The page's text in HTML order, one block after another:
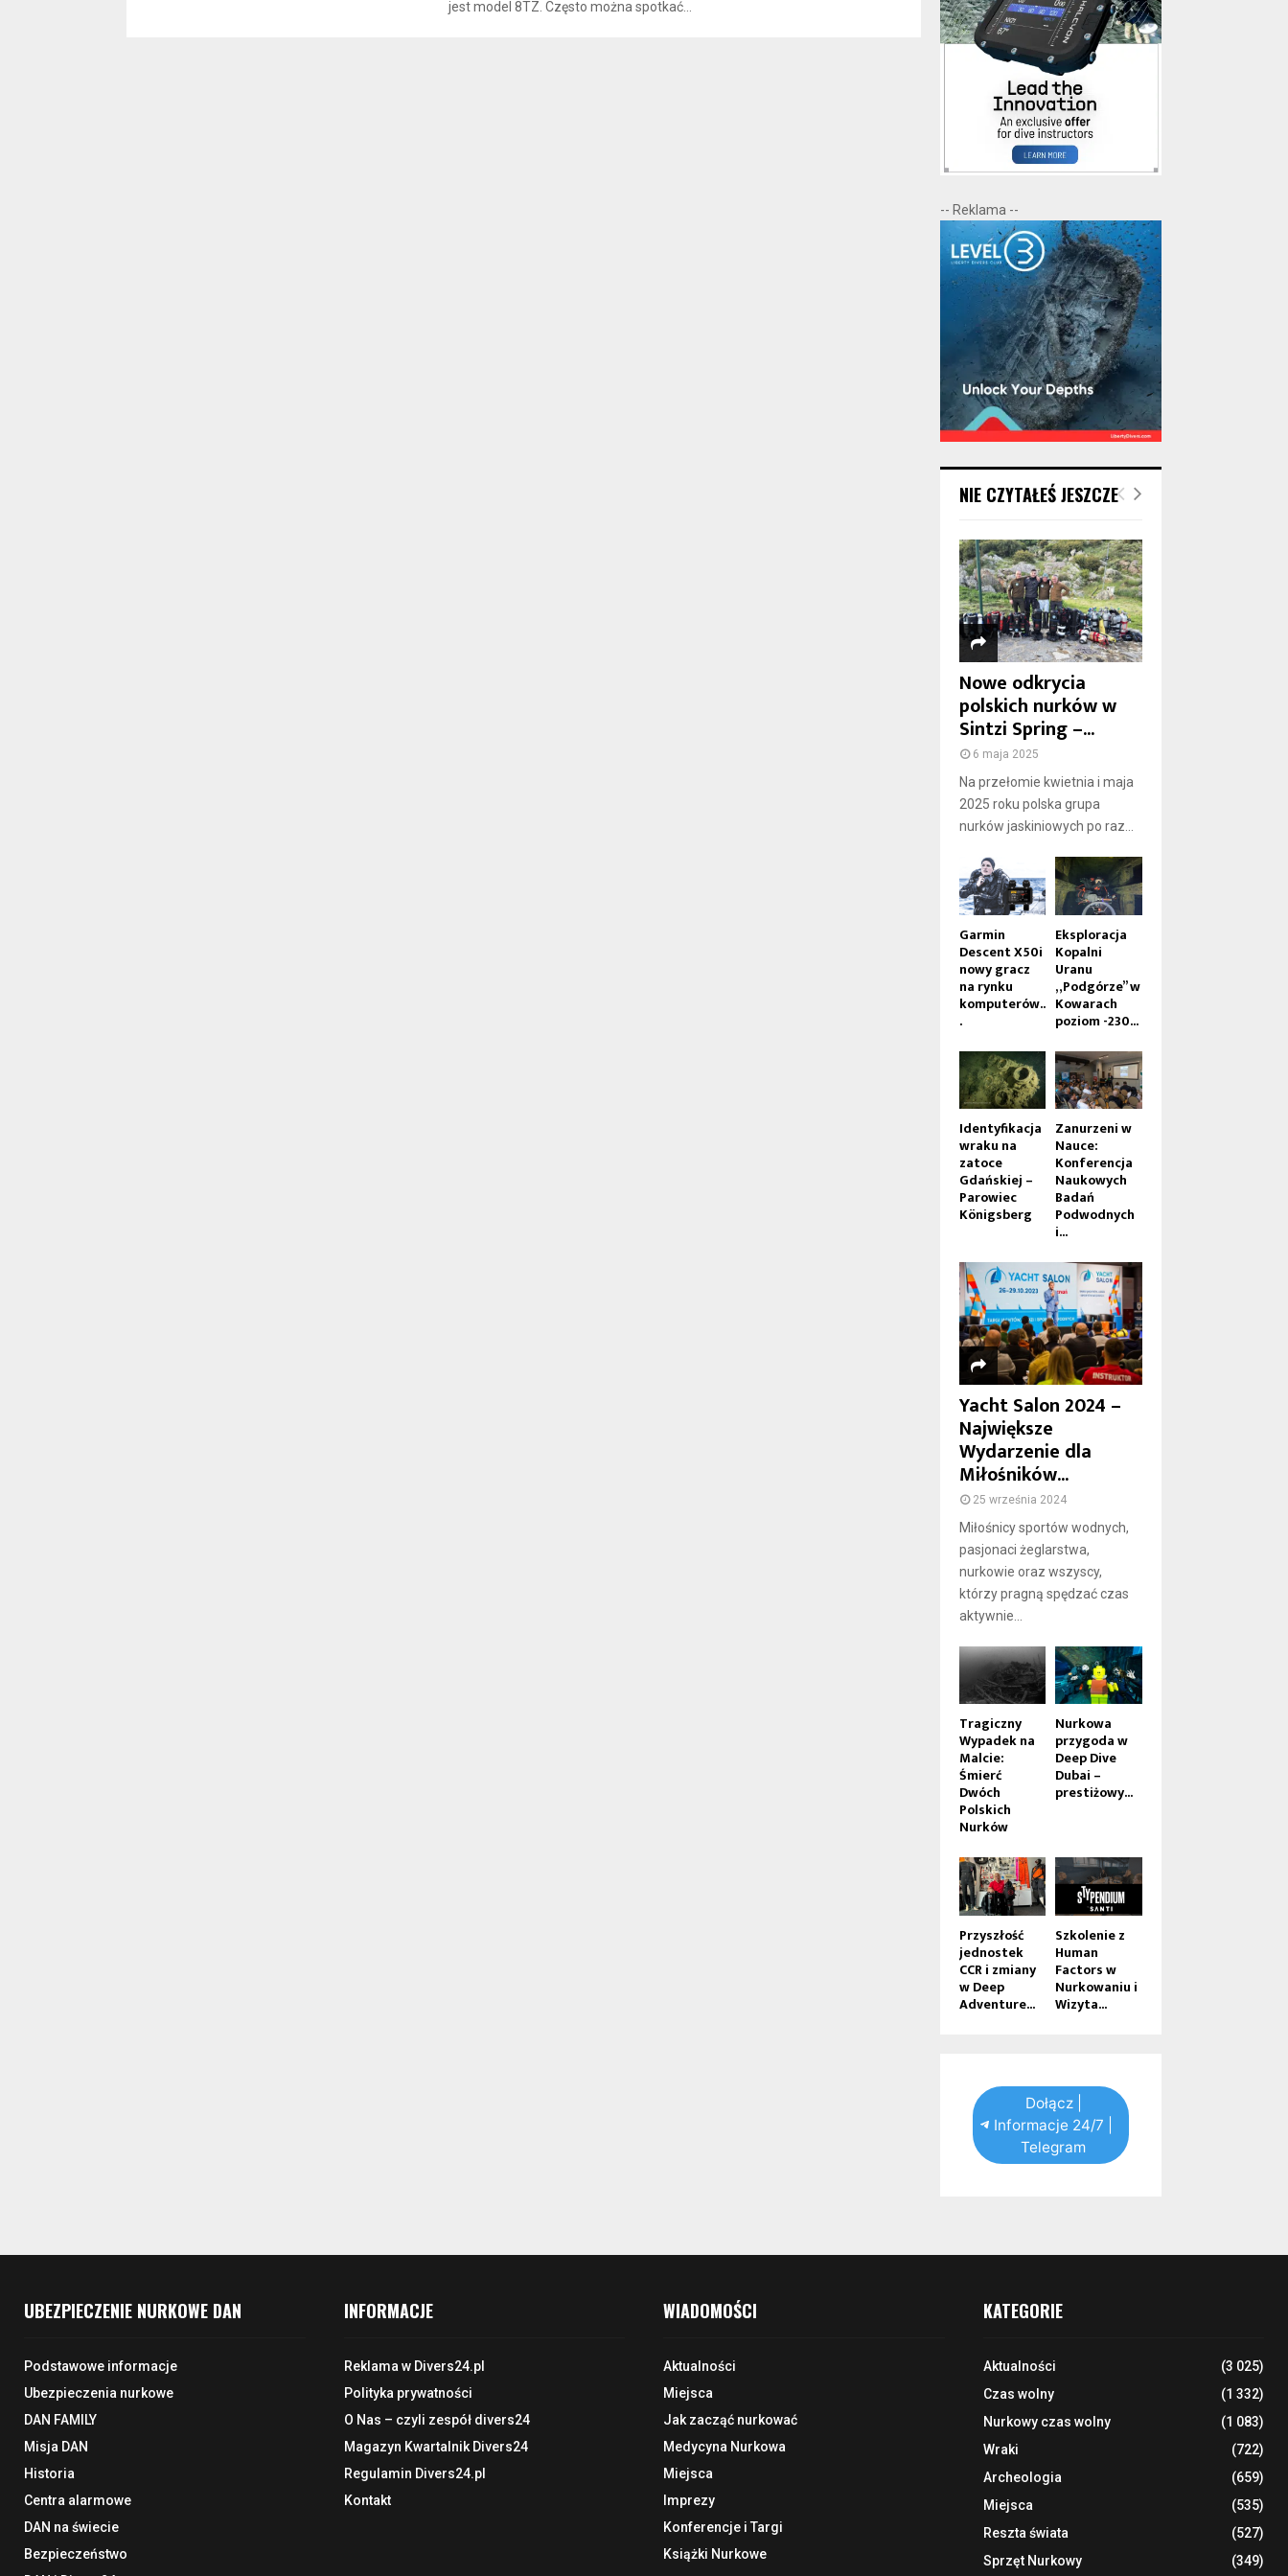
jest model 8TZ. Często można spotkać...
-- Reklama --
NIE CZYTAŁEŚ JESZCZE
Nowe odkrycia
polskich nurków w
Sintzi Spring –...
6 maja 2025
Na przełomie kwietnia i maja
2025 roku polska grupa
nurków jaskiniowych po raz...
Garmin
Descent X50i
nowy gracz
na rynku
komputerów..
.
Eksploracja
Kopalni
Uranu
„Podgórze” w
Kowarach
poziom -230...
Identyfikacja
wraku na
zatoce
Gdańskiej –
Parowiec
Königsberg
Zanurzeni w
Nauce:
Konferencja
Naukowych
Badań
Podwodnych
i...
Yacht Salon 2024 –
Największe
Wydarzenie dla
Miłośników...
25 września 2024
Miłośnicy sportów wodnych,
pasjonaci żeglarstwa,
nurkowie oraz wszyscy,
którzy pragną spędzać czas
aktywnie...
Tragiczny
Wypadek na
Malcie:
Śmierć
Dwóch
Polskich
Nurków
Nurkowa
przygoda w
Deep Dive
Dubai –
prestiżowy...
Przyszłość
jednostek
CCR i zmiany
w Deep
Adventure...
Szkolenie z
Human
Factors w
Nurkowaniu i
Wizyta...
Dołącz |
Informacje 24/7 |
Telegram
UBEZPIECZENIE NURKOWE DAN
Podstawowe informacje
Ubezpieczenia nurkowe
DAN FAMILY
Misja DAN
Historia
Centra alarmowe
DAN na świecie
Bezpieczeństwo
INFORMACJE
Reklama w Divers24.pl
Polityka prywatności
O Nas – czyli zespół divers24
Magazyn Kwartalnik Divers24
Regulamin Divers24.pl
Kontakt
WIADOMOŚCI
Aktualności
Miejsca
Jak zacząć nurkować
Medycyna Nurkowa
Miejsca
Imprezy
Konferencje i Targi
Książki Nurkowe
KATEGORIE
Aktualności
(3 025)
Czas wolny
(1 332)
Nurkowy czas wolny
(1 083)
Wraki
(722)
Archeologia
(659)
Miejsca
(535)
Reszta świata
(527)
Sprzęt Nurkowy
(349)